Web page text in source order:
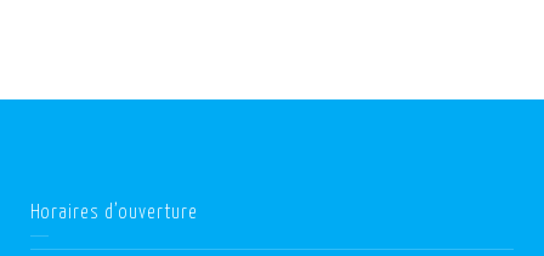
Horaires d’ouverture